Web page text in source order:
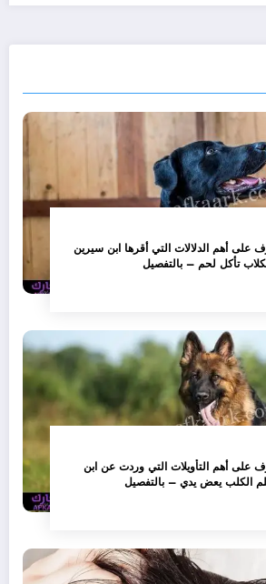
أهم الدلالات التي أقرها ابن سيرين
تأكل لحم – بالتفصيل
أهم التأويلات التي وردت عن ابن
الكلب يعض يدي – بالتفصيل